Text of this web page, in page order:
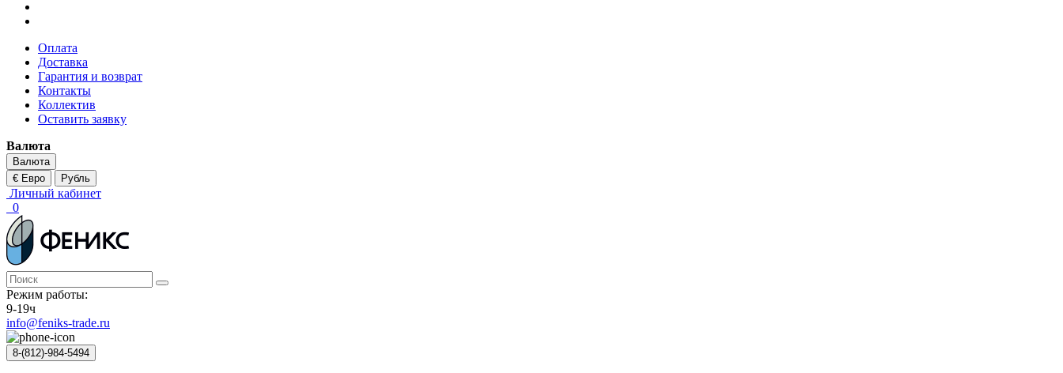
Оплата
Доставка
Гарантия и возврат
Контакты
Коллектив
Оставить заявку
Валюта
Валюта
€ Евро
Рубль
Личный кабинет
0
Режим работы:
9-19ч
info@feniks-trade.ru
8-(812)-984-5494